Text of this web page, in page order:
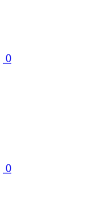
0
0